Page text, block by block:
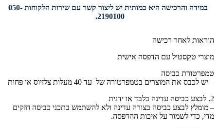
במידה והרכישה היא כמותית יש ליצור קשר עם שירות הלקוחות 050-
2190100.
הוראות לאחר רכישה
מוצרי טקסטיל עם הדפסה אישית
טמפרטורת כביסה
– יש לכבס את המוצרים בטמפרטורה של עד 40 מעלות צלזיוס או פחות
2. לבצע כביסה עדינה בלבד או ידנית
– מומלץ לבצע כביסה בצורה עדינה ולא להשתמש בתכני כביסה חזקים
מדי, כדי לשמור על איכות ההדפסה.